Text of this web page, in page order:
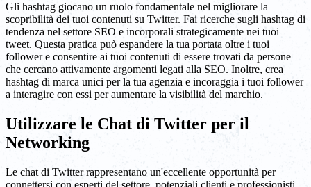
Gli hashtag giocano un ruolo fondamentale nel migliorare la
scopribilità dei tuoi contenuti su Twitter. Fai ricerche sugli hashtag di
tendenza nel settore SEO e incorporali strategicamente nei tuoi
tweet. Questa pratica può espandere la tua portata oltre i tuoi
follower e consentire ai tuoi contenuti di essere trovati da persone
che cercano attivamente argomenti legati alla SEO. Inoltre, crea
hashtag di marca unici per la tua agenzia e incoraggia i tuoi follower
a interagire con essi per aumentare la visibilità del marchio.
Utilizzare le Chat di Twitter per il
Networking
Le chat di Twitter rappresentano un'eccellente opportunità per
connettersi con esperti del settore, potenziali clienti e professionisti